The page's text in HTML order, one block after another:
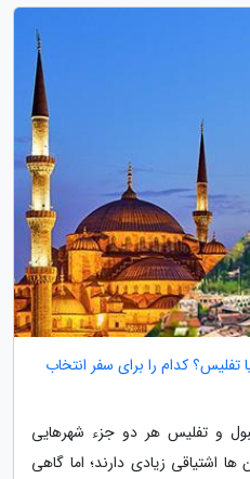
تفلیس؟ کدام را برای سفر انتخاب
و تفلیس هر دو جزء شهرهایی
اشتیاقی زیادی دارند؛ اما گاهی